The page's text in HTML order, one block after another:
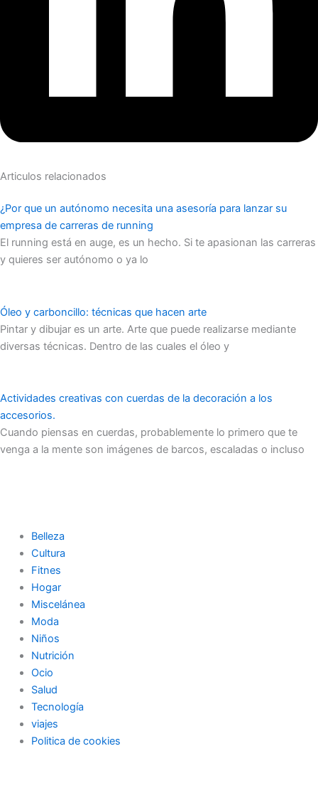
Articulos relacionados
¿Por que un autónomo necesita una asesoría para lanzar su
empresa de carreras de running
El running está en auge, es un hecho. Si te apasionan las carreras
y quieres ser autónomo o ya lo
Óleo y carboncillo: técnicas que hacen arte
Pintar y dibujar es un arte. Arte que puede realizarse mediante
diversas técnicas. Dentro de las cuales el óleo y
Actividades creativas con cuerdas de la decoración a los
accesorios.
Cuando piensas en cuerdas, probablemente lo primero que te
venga a la mente son imágenes de barcos, escaladas o incluso
Belleza
Cultura
Fitnes
Hogar
Miscelánea
Moda
Niños
Nutrición
Ocio
Salud
Tecnología
viajes
Politica de cookies